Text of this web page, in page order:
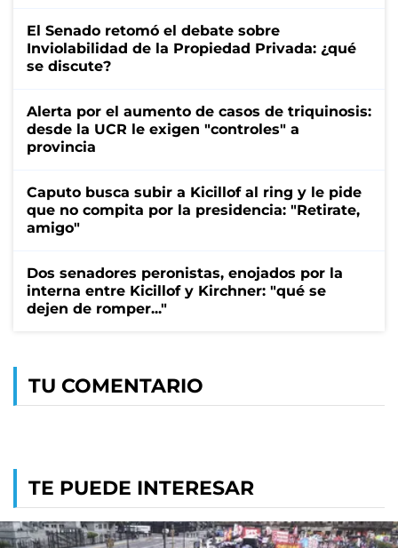
El Senado retomó el debate sobre
Inviolabilidad de la Propiedad Privada: ¿qué
se discute?
Alerta por el aumento de casos de triquinosis:
desde la UCR le exigen "controles" a
provincia
Caputo busca subir a Kicillof al ring y le pide
que no compita por la presidencia: "Retirate,
amigo"
Dos senadores peronistas, enojados por la
interna entre Kicillof y Kirchner: "qué se
dejen de romper..."
TU COMENTARIO
TE PUEDE INTERESAR